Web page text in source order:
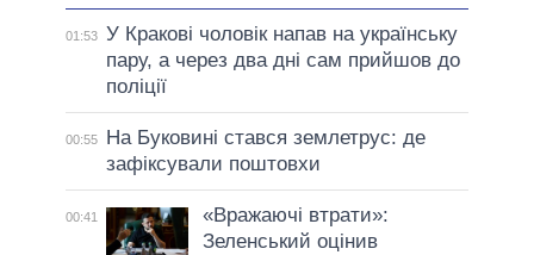
01:53 У Кракові чоловік напав на українську
пару, а через два дні сам прийшов до
поліції
00:55
На Буковині стався землетрус: де
зафіксували поштовхи
00:41
«Вражаючі втрати»:
Зеленський оцінив